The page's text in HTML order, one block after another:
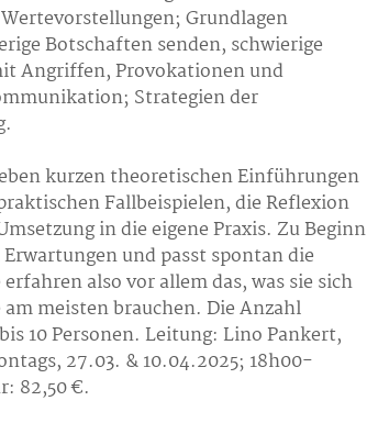
Grundlagen
Botschaften senden, schwierige
Angriffen, Provokationen und
Strategien der
kurzen theoretischen Einführungen
Fallbeispielen, die Reflexion
in die eigene Praxis. Zu Beginn
und passt spontan die
also vor allem das, was sie sich
meisten brauchen. Die Anzahl
10 Personen. Leitung: Lino Pankert,
27.03. & 10.04.2025; 18h00-
82,50 €.